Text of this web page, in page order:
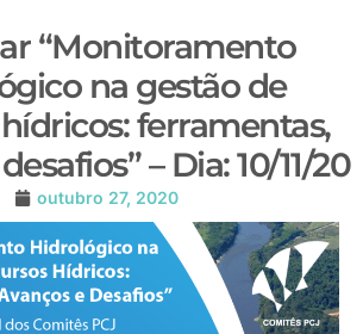
“Monitoramento
na gestão de
ferramentas,
– Dia: 10/11/20
outubro 27, 2020